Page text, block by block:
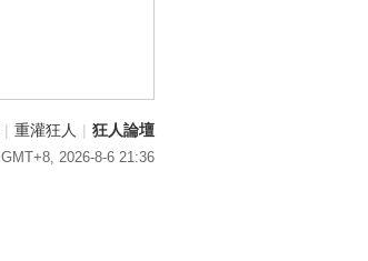
| 重灌狂人 | 狂人論壇
GMT+8, 2026-8-6 21:36